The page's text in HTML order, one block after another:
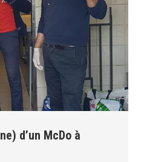
d’un McDo à